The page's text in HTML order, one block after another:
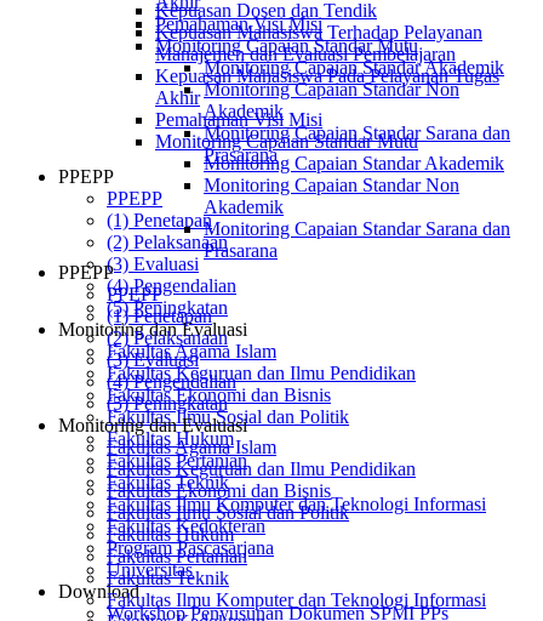
Pemahaman Visi Misi
Monitoring Capaian Standar Mutu
Monitoring Capaian Standar Akademik
Monitoring Capaian Standar Non
Akademik
Monitoring Capaian Standar Sarana dan
Prasarana
PPEPP
PPEPP
(1) Penetapan
(2) Pelaksanaan
(3) Evaluasi
(4) Pengendalian
(5) Peningkatan
Monitoring dan Evaluasi
Fakultas Agama Islam
Fakultas Keguruan dan Ilmu Pendidikan
Fakultas Ekonomi dan Bisnis
Fakultas Ilmu Sosial dan Politik
Fakultas Hukum
Fakultas Pertanian
Fakultas Teknik
Fakultas Ilmu Komputer dan Teknologi Informasi
Fakultas Kedokteran
Program Pascasarjana
Universitas
Download
Workshop Penyusunan Dokumen SPMI PPs
Kepuasan Dosen dan Tendik
Kepuasan Mahasiswa Terhadap Pelayanan
Manajemen dan Evaluasi Pembelajaran
Kepuasan Mahasiswa Pada Pelayanan Tugas
Akhir
Pemahaman Visi Misi
Monitoring Capaian Standar Mutu
Monitoring Capaian Standar Akademik
Monitoring Capaian Standar Non
Akademik
Monitoring Capaian Standar Sarana dan
Prasarana
PPEPP
PPEPP
(1) Penetapan
(2) Pelaksanaan
(3) Evaluasi
(4) Pengendalian
(5) Peningkatan
Monitoring dan Evaluasi
Fakultas Agama Islam
Fakultas Keguruan dan Ilmu Pendidikan
Fakultas Ekonomi dan Bisnis
Fakultas Ilmu Sosial dan Politik
Fakultas Hukum
Fakultas Pertanian
Fakultas Teknik
Fakultas Ilmu Komputer dan Teknologi Informasi